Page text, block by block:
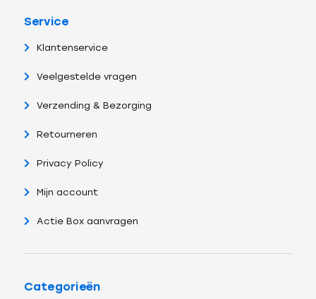
Service
Klantenservice
Veelgestelde vragen
Verzending & Bezorging
Retourneren
Privacy Policy
Mijn account
Actie Box aanvragen
Categorieën